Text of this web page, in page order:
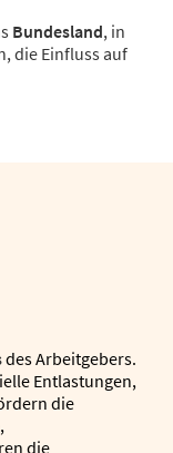
Bundesland, in
die Einfluss auf
des Arbeitgebers.
Entlastungen,
die
die